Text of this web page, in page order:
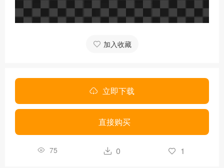
加入收藏
立即下载
直接购买
75 0 1